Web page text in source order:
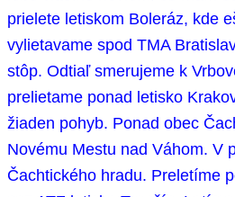
prielete letiskom Boleráz, kde
vylietavame spod TMA
stôp. Odtiaľ smerujeme k
prelietame ponad letisko
žiaden pohyb. Ponad obec
Novému Mestu nad Váhom. V
Čachtického hradu. Preletíme